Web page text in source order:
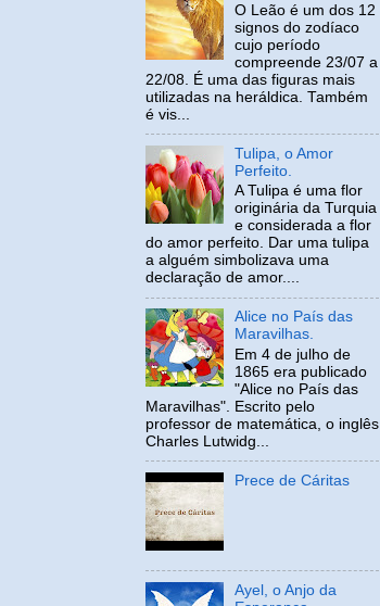
O Leão é um dos 12
signos do zodíaco
cujo período
compreende 23/07 a
22/08. É uma das figuras mais
utilizadas na heráldica. Também
é vis...
Tulipa, o Amor
Perfeito.
A Tulipa é uma flor
originária da Turquia
e considerada a flor
do amor perfeito. Dar uma tulipa
a alguém simbolizava uma
declaração de amor....
Alice no País das
Maravilhas.
Em 4 de julho de
1865 era publicado
"Alice no País das
Maravilhas". Escrito pelo
professor de matemática, o inglês
Charles Lutwidg...
Prece de Cáritas
Ayel, o Anjo da